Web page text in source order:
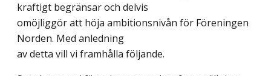
kraftigt begränsar och delvis
omöjliggör att höja ambitionsnivån för Föreningen
Norden. Med anledning
av detta vill vi framhålla följande.